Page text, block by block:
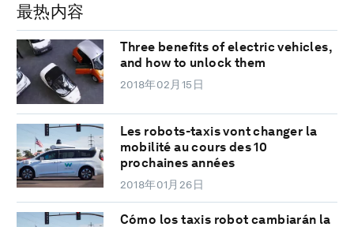
最热内容
Three benefits of electric vehicles,
and how to unlock them
2018年02月15日
Les robots-taxis vont changer la
mobilité au cours des 10
prochaines années
2018年01月26日
Cómo los taxis robot cambiarán la